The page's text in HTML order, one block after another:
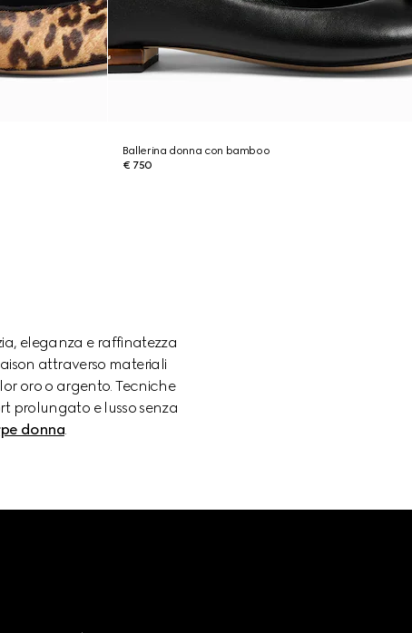
Ballerina donna con bamboo
€ 750
eleganza e raffinatezza
attraverso materiali
oro o argento. Tecniche
prolungato e lusso senza
donna.